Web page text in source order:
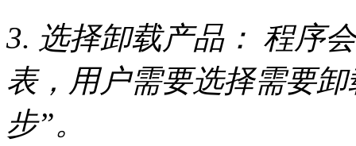
3. 选择卸载产品： 程序
表，用户需要选择需要
步”。